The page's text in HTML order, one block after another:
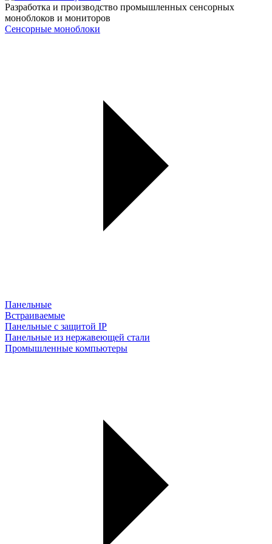
Разработка и производство промышленных сенсорных
моноблоков и мониторов
Сенсорные моноблоки
Панельные
Встраиваемые
Панельные с защитой IP
Панельные из нержавеющей стали
Промышленные компьютеры